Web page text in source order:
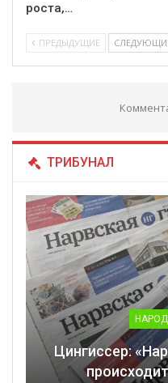
роста,…
ПРЕДЫДУЩИЕ
ТРИБУНАЛ
Цингиссер: